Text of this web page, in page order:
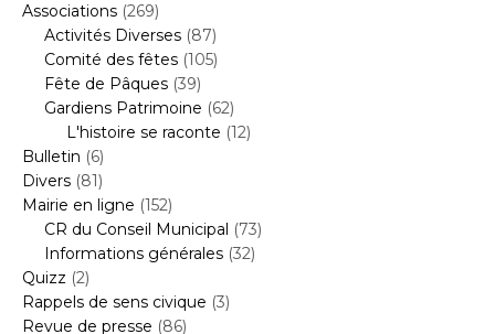
Associations (269)
Activités Diverses (87)
Comité des fêtes (105)
Fête de Pâques (39)
Gardiens Patrimoine (62)
L'histoire se raconte (12)
Bulletin (6)
Divers (81)
Mairie en ligne (152)
CR du Conseil Municipal (73)
Informations générales (32)
Quizz (2)
Rappels de sens civique (3)
Revue de presse (86)